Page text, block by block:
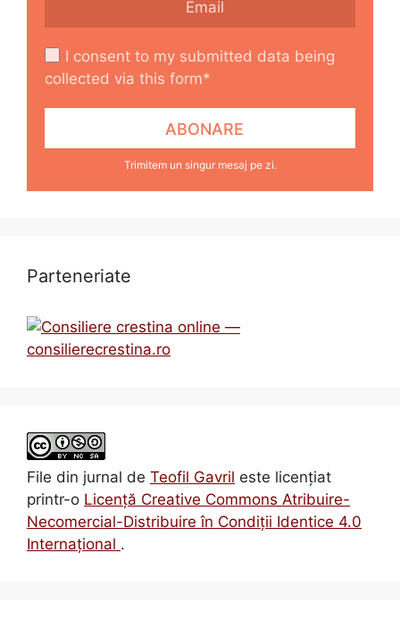
I consent to my submitted data being
collected via this form*
Trimitem un singur mesaj pe zi.
Parteneriate
File din jurnal de Teofil Gavril este licenţiat
printr-o Licenţă Creative Commons Atribuire-
Necomercial-Distribuire în Condiţii Identice 4.0
Internațional .